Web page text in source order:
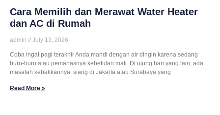
Cara Memilih dan Merawat Water Heater
dan AC di Rumah
admin July 13, 2026
Coba ingat pagi terakhir Anda mandi dengan air dingin karena sedang
buru-buru atau pemanasnya kebetulan mati. Di ujung hari yang lain, ada
masalah kebalikannya: siang di Jakarta atau Surabaya yang
Read More »